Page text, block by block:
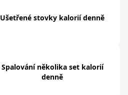
Ušetřené stovky kalorií denně
Spalování několika set kalorií
denně